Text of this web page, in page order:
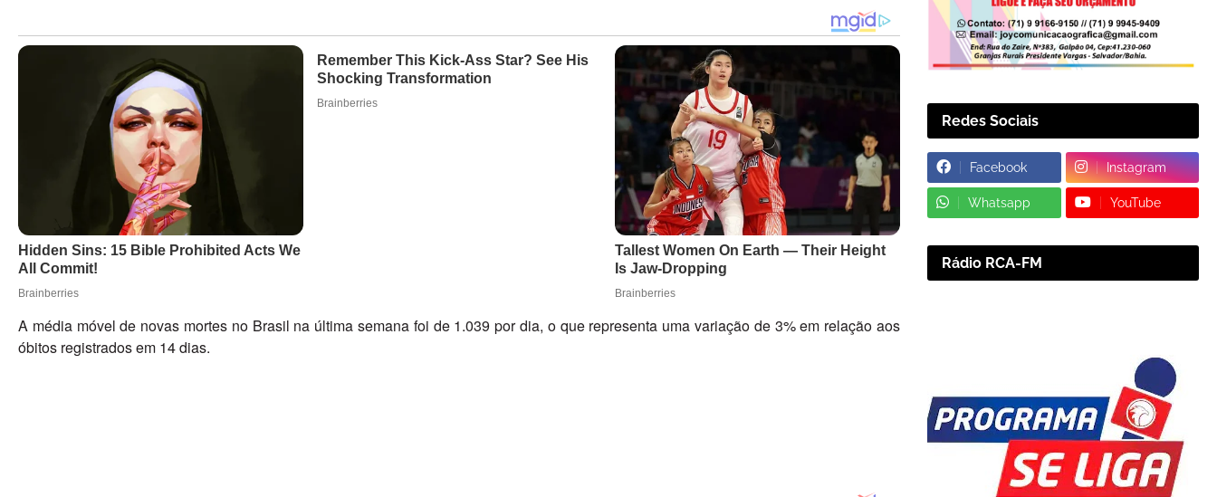
A média móvel de novas mortes no Brasil na última semana foi de 1.039 por dia, o que representa uma variação de 3% em relação aos
óbitos registrados em 14 dias.
Redes Sociais
Facebook Instagram
Whatsapp YouTube
Rádio RCA-FM